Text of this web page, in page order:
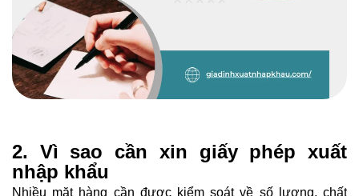
2. Vì sao cần xin giấy phép xuất
nhập khẩu
Nhiều mặt hàng cần được kiểm soát về số lượng, chất